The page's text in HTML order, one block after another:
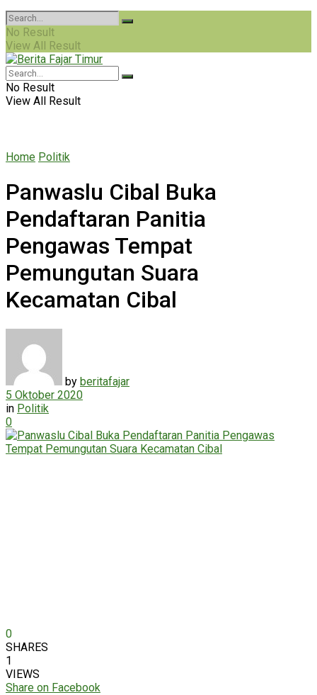
No Result
View All Result
No Result
View All Result
Home Politik
Panwaslu Cibal Buka
Pendaftaran Panitia
Pengawas Tempat
Pemungutan Suara
Kecamatan Cibal
by beritafajar
5 Oktober 2020
in Politik
0
0
SHARES
1
VIEWS
Share on Facebook